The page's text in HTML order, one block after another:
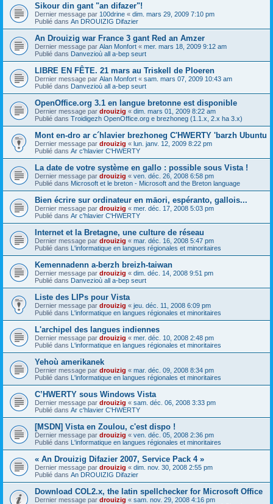
Sikour din gant "an difazer"!
Dernier message par 100drine « dim. mars 29, 2009 7:10 pm
Publié dans An DROUIZIG Difazier
An Drouizig war France 3 gant Red an Amzer
Dernier message par Alan Monfort « mer. mars 18, 2009 9:12 am
Publié dans Danvezioù all a-bep seurt
LIBRE EN FÊTE. 21 mars au Triskell de Ploeren
Dernier message par Alan Monfort « sam. mars 07, 2009 10:43 am
Publié dans Danvezioù all a-bep seurt
OpenOffice.org 3.1 en langue bretonne est disponible
Dernier message par drouizig « dim. mars 01, 2009 8:22 am
Publié dans Troidigezh OpenOffice.org e brezhoneg (1.1.x, 2.x ha 3.x)
Mont en-dro ar c´hlavier brezhoneg C'HWERTY 'barzh Ubuntu
Dernier message par drouizig « lun. janv. 12, 2009 8:22 pm
Publié dans Ar c'hlavier C'HWERTY
La date de votre système en gallo : possible sous Vista !
Dernier message par drouizig « ven. déc. 26, 2008 6:58 pm
Publié dans Microsoft et le breton - Microsoft and the Breton language
Bien écrire sur ordinateur en māori, espéranto, gallois...
Dernier message par drouizig « mer. déc. 17, 2008 5:03 pm
Publié dans Ar c'hlavier C'HWERTY
Internet et la Bretagne, une culture de réseau
Dernier message par drouizig « mar. déc. 16, 2008 5:47 pm
Publié dans L'informatique en langues régionales et minoritaires
Kemennadenn a-berzh breizh-taiwan
Dernier message par drouizig « dim. déc. 14, 2008 9:51 pm
Publié dans Danvezioù all a-bep seurt
Liste des LIPs pour Vista
Dernier message par drouizig « jeu. déc. 11, 2008 6:09 pm
Publié dans L'informatique en langues régionales et minoritaires
L'archipel des langues indiennes
Dernier message par drouizig « mer. déc. 10, 2008 2:48 pm
Publié dans L'informatique en langues régionales et minoritaires
Yehoù amerikanek
Dernier message par drouizig « mar. déc. 09, 2008 8:34 pm
Publié dans L'informatique en langues régionales et minoritaires
C’HWERTY sous Windows Vista
Dernier message par drouizig « sam. déc. 06, 2008 3:33 pm
Publié dans Ar c'hlavier C'HWERTY
[MSDN] Vista en Zoulou, c'est dispo !
Dernier message par drouizig « ven. déc. 05, 2008 2:36 pm
Publié dans L'informatique en langues régionales et minoritaires
« An Drouizig Difazier 2007, Service Pack 4 »
Dernier message par drouizig « dim. nov. 30, 2008 2:55 pm
Publié dans An DROUIZIG Difazier
Download COL2.x, the latin spellchecker for Microsoft Office
Dernier message par drouizig « sam. nov. 29, 2008 4:16 pm